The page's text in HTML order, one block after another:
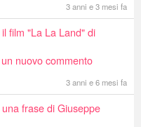
3 anni e 3 mesi fa
il film "La La Land" di
un nuovo commento
3 anni e 6 mesi fa
una frase di Giuseppe